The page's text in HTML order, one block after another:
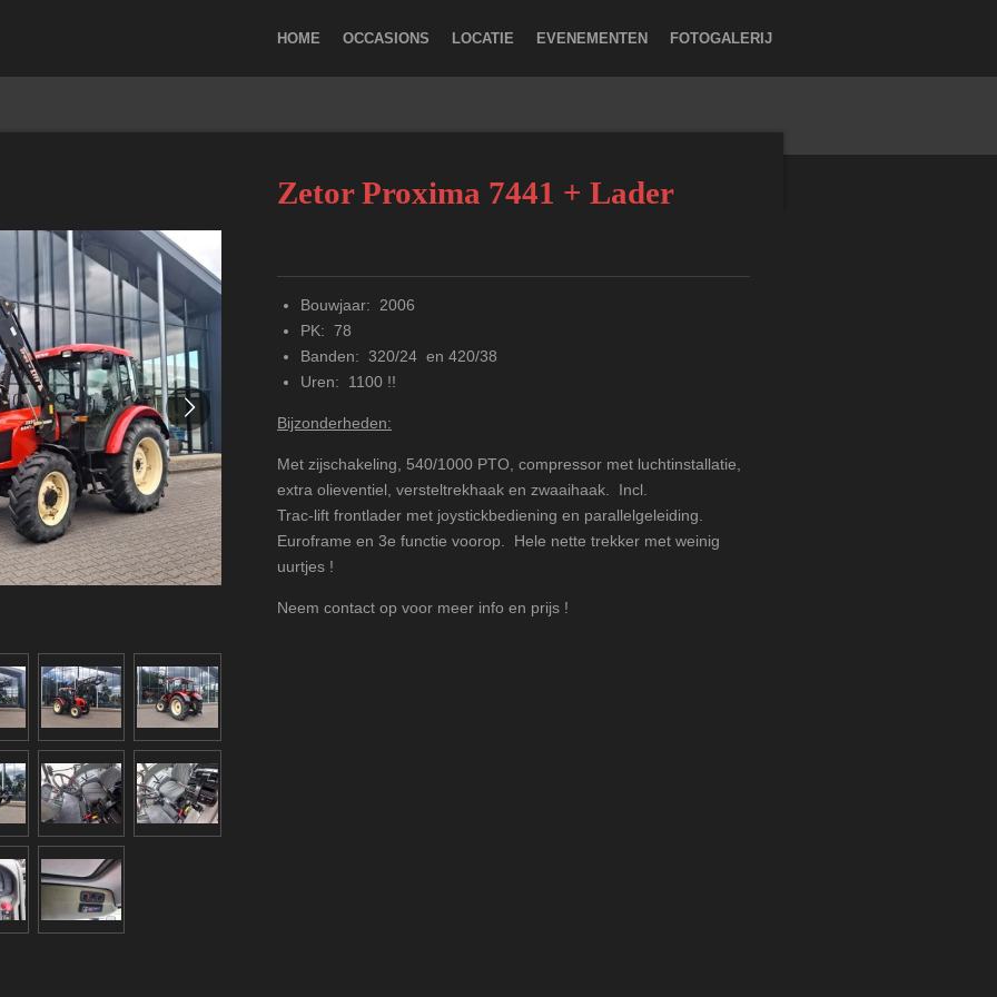
HOME OCCASIONS LOCATIE EVENEMENTEN FOTOGALERIJ
Zetor Proxima 7441 + Lader
Bouwjaar: 2006
PK: 78
Banden: 320/24 en 420/38
Uren: 1100 !!
Bijzonderheden:
Met zijschakeling, 540/1000 PTO, compressor met luchtinstallatie,
extra olieventiel, versteltrekhaak en zwaaihaak. Incl.
Trac-lift frontlader met joystickbediening en parallelgeleiding.
Euroframe en 3e functie voorop. Hele nette trekker met weinig
uurtjes !
Neem contact op voor meer info en prijs !